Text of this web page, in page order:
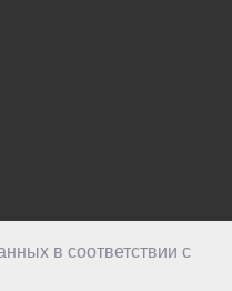
в соответствии с